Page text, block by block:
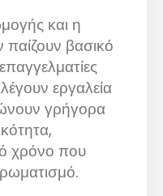
και η
βασικό
εργαλεία
γρήγορα
χρόνο που